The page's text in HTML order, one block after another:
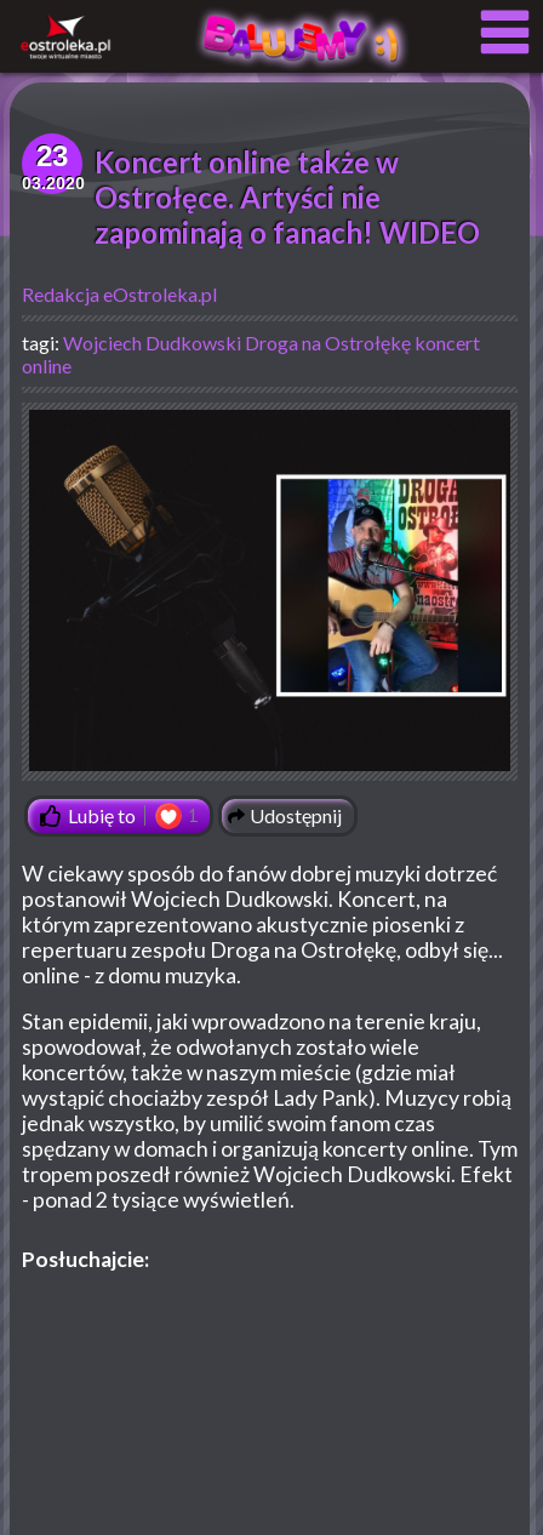
23
03.2020
Koncert online także w
Ostrołęce. Artyści nie
zapominają o fanach! WIDEO
Redakcja eOstroleka.pl
tagi: Wojciech Dudkowski Droga na Ostrołękę koncert
online
Lubię to 1 Udostępnij
W ciekawy sposób do fanów dobrej muzyki dotrzeć
postanowił Wojciech Dudkowski. Koncert, na
którym zaprezentowano akustycznie piosenki z
repertuaru zespołu Droga na Ostrołękę, odbył się...
online - z domu muzyka.
Stan epidemii, jaki wprowadzono na terenie kraju,
spowodował, że odwołanych zostało wiele
koncertów, także w naszym mieście (gdzie miał
wystąpić chociażby zespół Lady Pank). Muzycy robią
jednak wszystko, by umilić swoim fanom czas
spędzany w domach i organizują koncerty online. Tym
tropem poszedł również Wojciech Dudkowski. Efekt
- ponad 2 tysiące wyświetleń.
Posłuchajcie: